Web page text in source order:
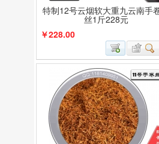
特制12号云烟软大重九云南手
丝1斤228元
￥228.00